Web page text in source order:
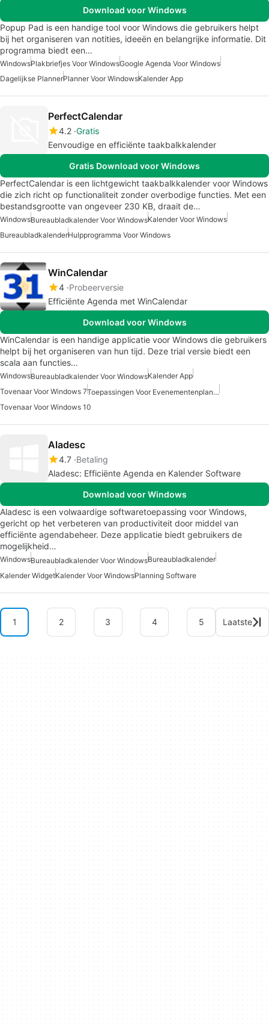
Download voor Windows
Popup Pad is een handige tool voor Windows die gebruikers helpt
bij het organiseren van notities, ideeën en belangrijke informatie. Dit
programma biedt een…
WindowsPlakbriefjes Voor WindowsGoogle Agenda Voor Windows
Dagelijkse PlannerPlanner Voor WindowsKalender App
PerfectCalendar
4.2 Gratis
Eenvoudige en efficiënte taakbalkkalender
Gratis Download voor Windows
PerfectCalendar is een lichtgewicht taakbalkkalender voor Windows
die zich richt op functionaliteit zonder overbodige functies. Met een
bestandsgrootte van ongeveer 230 KB, draait de…
WindowsBureaubladkalender Voor WindowsKalender Voor Windows
BureaubladkalenderHulpprogramma Voor Windows
WinCalendar
4 Probeerversie
Efficiënte Agenda met WinCalendar
Download voor Windows
WinCalendar is een handige applicatie voor Windows die gebruikers
helpt bij het organiseren van hun tijd. Deze trial versie biedt een
scala aan functies…
WindowsBureaubladkalender Voor WindowsKalender App
Tovenaar Voor Windows 7
Toepassingen Voor Evenementenplanning
Tovenaar Voor Windows 10
Aladesc
4.7 Betaling
Aladesc: Efficiënte Agenda en Kalender Software
Download voor Windows
Aladesc is een volwaardige softwaretoepassing voor Windows,
gericht op het verbeteren van productiviteit door middel van
efficiënte agendabeheer. Deze applicatie biedt gebruikers de
mogelijkheid…
WindowsBureaubladkalender Voor WindowsBureaubladkalender
Kalender WidgetKalender Voor WindowsPlanning Software
1 2 3 4 5 Laatste